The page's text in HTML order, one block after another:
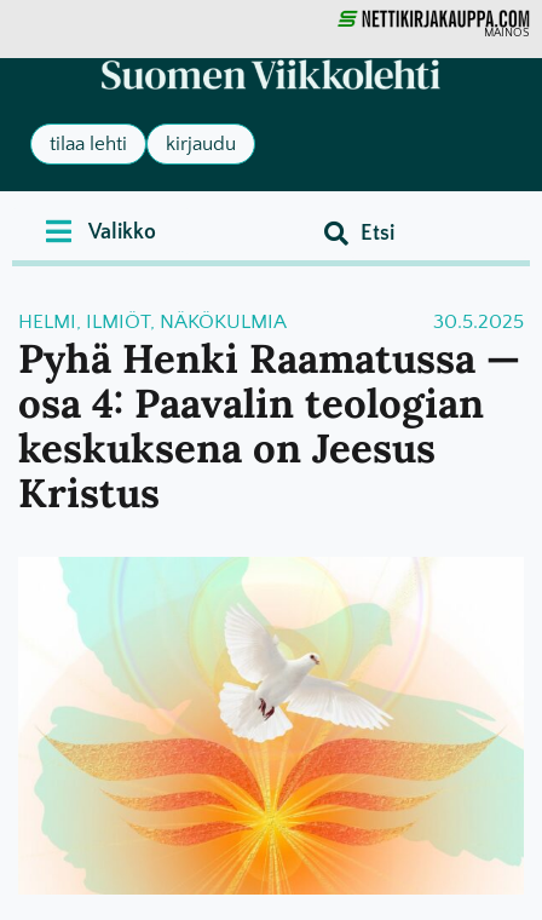
MAINOS
tilaa lehti kirjaudu
HELMI, ILMIÖT, NÄKÖKULMIA 30.5.2025
Pyhä Henki Raamatussa —
osa 4: Paavalin teologian
keskuksena on Jeesus
Kristus